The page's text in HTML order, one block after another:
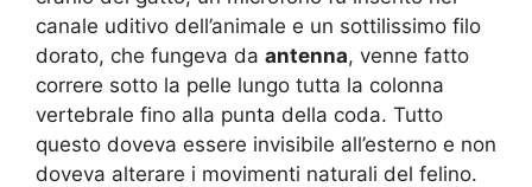
canale uditivo dell’animale e un sottilissimo filo
dorato, che fungeva da antenna, venne fatto
correre sotto la pelle lungo tutta la colonna
vertebrale fino alla punta della coda. Tutto
questo doveva essere invisibile all’esterno e non
doveva alterare i movimenti naturali del felino.